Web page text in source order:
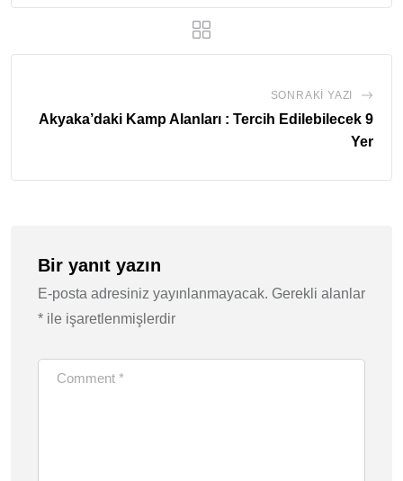
SONRAKI YAZI
Akyaka’daki Kamp Alanları : Tercih Edilebilecek 9
Yer
Bir yanıt yazın
E-posta adresiniz yayınlanmayacak. Gerekli alanlar
* ile işaretlenmişlerdir